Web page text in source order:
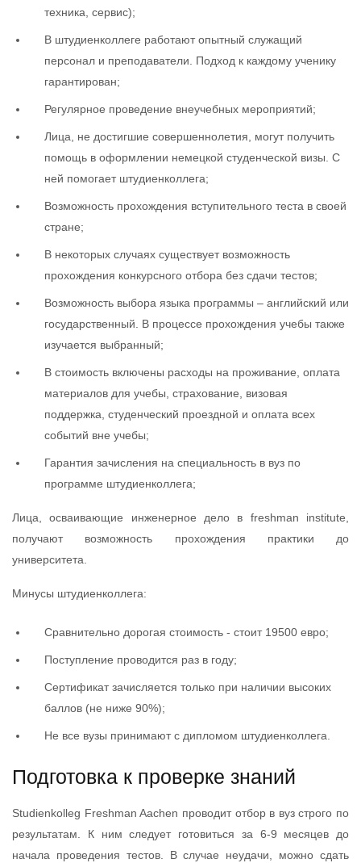
техника, сервис);
В штудиенколлеге работают опытный служащий
персонал и преподаватели. Подход к каждому ученику
гарантирован;
Регулярное проведение внеучебных мероприятий;
Лица, не достигшие совершеннолетия, могут получить
помощь в оформлении немецкой студенческой визы. С
ней помогает штудиенколлега;
Возможность прохождения вступительного теста в своей
стране;
В некоторых случаях существует возможность
прохождения конкурсного отбора без сдачи тестов;
Возможность выбора языка программы – английский или
государственный. В процессе прохождения учебы также
изучается выбранный;
В стоимость включены расходы на проживание, оплата
материалов для учебы, страхование, визовая
поддержка, студенческий проездной и оплата всех
событий вне учебы;
Гарантия зачисления на специальность в вуз по
программе штудиенколлега;
Лица, осваивающие инженерное дело в freshman institute,
получают возможность прохождения практики до
университета.
Минусы штудиенколлега:
Сравнительно дорогая стоимость - стоит 19500 евро;
Поступление проводится раз в году;
Сертификат зачисляется только при наличии высоких
баллов (не ниже 90%);
Не все вузы принимают с дипломом штудиенколлега.
Подготовка к проверке знаний
Studienkolleg Freshman Aachen проводит отбор в вуз строго по
результатам. К ним следует готовиться за 6-9 месяцев до
начала проведения тестов. В случае неудачи, можно сдать